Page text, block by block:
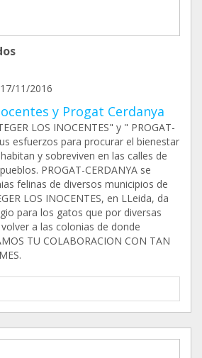
17/11/2016
y Progat Cerdanya
LOS INOCENTES" y " PROGAT-
esfuerzos para procurar el bienestar
y sobreviven en las calles de
PROGAT-CERDANYA se
felinas de diversos municipios de
LOS INOCENTES, en LLeida, da
para los gatos que por diversas
a las colonias de donde
TU COLABORACION CON TAN